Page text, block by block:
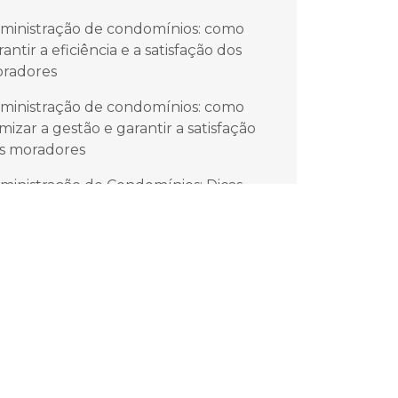
de condomínios: como
a eficiência e a satisfação dos
de condomínios: como
a gestão e garantir a satisfação
moradores
de Condomínios: Dicas